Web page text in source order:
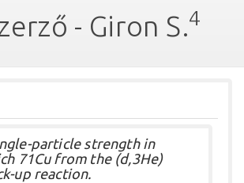
- Giron S.4
particle strength in
71Cu from the (d,3He)
up reaction.